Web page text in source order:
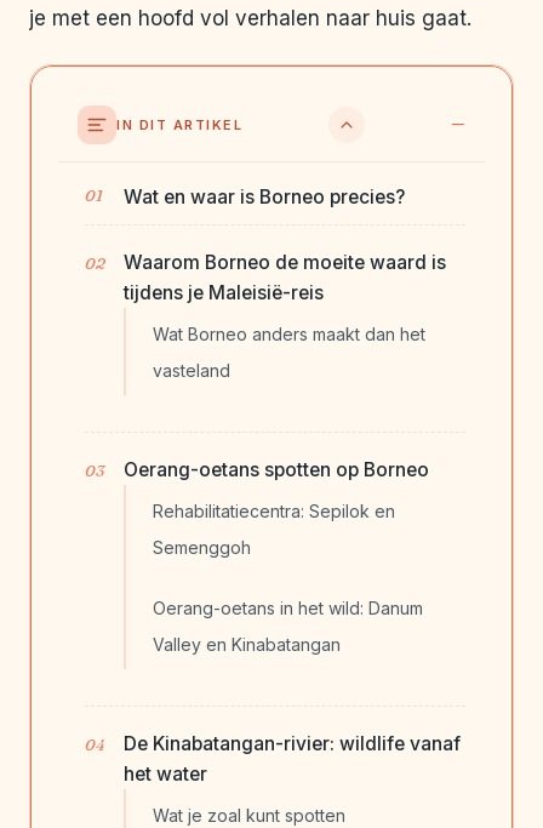
je met een hoofd vol verhalen naar huis gaat.
IN DIT ARTIKEL
Wat en waar is Borneo precies?
Waarom Borneo de moeite waard is
tijdens je Maleisië-reis
Wat Borneo anders maakt dan het
vasteland
Oerang-oetans spotten op Borneo
Rehabilitatiecentra: Sepilok en
Semenggoh
Oerang-oetans in het wild: Danum
Valley en Kinabatangan
De Kinabatangan-rivier: wildlife vanaf
het water
Wat je zoal kunt spotten